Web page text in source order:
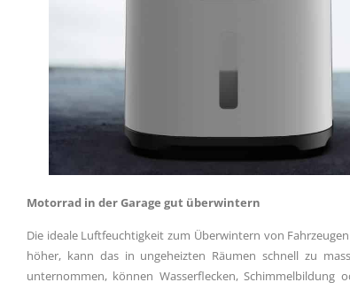
Motorrad in der Garage gut überwintern
Die ideale Luftfeuchtigkeit zum Überwintern von
höher, kann das in ungeheizten Räumen schnell zu
unternommen, können Wasserflecken,